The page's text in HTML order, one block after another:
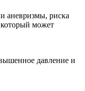
аневризмы, риска
который может
давление и